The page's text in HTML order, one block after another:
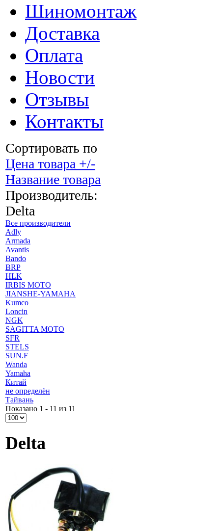
Шиномонтаж
Доставка
Оплата
Новости
Отзывы
Контакты
Сортировать по
Цена товара +/-
Название товара
Производитель:
Delta
Все производители
Adly
Armada
Avantis
Bando
BRP
HLK
IRBIS MOTO
JIANSHE-YAMAHA
Kumco
Loncin
NGK
SAGITTA MOTO
SFR
STELS
SUN.F
Wanda
Yamaha
Китай
не определён
Тайвань
Показано 1 - 11 из 11
Delta